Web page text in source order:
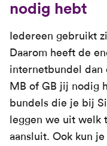
nodig hebt
Iedereen gebruikt
Daarom heeft de
internetbundel dan
MB of GB jij nodig
bundels die je bij
leggen we uit welk
aansluit. Ook kun